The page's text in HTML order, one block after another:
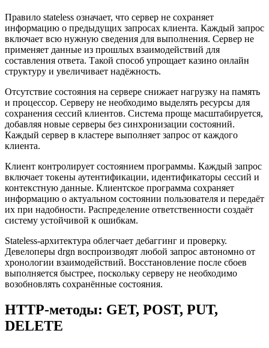
Правило stateless означает, что сервер не сохраняет
информацию о предыдущих запросах клиента. Каждый запрос
включает всю нужную сведения для выполнения. Сервер не
применяет данные из прошлых взаимодействий для
составления ответа. Такой способ упрощает казино онлайн
структуру и увеличивает надёжность.
Отсутствие состояния на сервере снижает нагрузку на память
и процессор. Серверу не необходимо выделять ресурсы для
сохранения сессий клиентов. Система проще масштабируется,
добавляя новые серверы без синхронизации состояний.
Каждый сервер в кластере выполняет запрос от каждого
клиента.
Клиент контролирует состоянием программы. Каждый запрос
включает токены аутентификации, идентификаторы сессий и
контекстную данные. Клиентское программа сохраняет
информацию о актуальном состоянии пользователя и передаёт
их при надобности. Распределение ответственности создаёт
систему устойчивой к ошибкам.
Stateless-архитектура облегчает дебаггинг и проверку.
Девелоперы drgn воспроизводят любой запрос автономно от
хронологии взаимодействий. Восстановление после сбоев
выполняется быстрее, поскольку серверу не необходимо
возобновлять сохранённые состояния.
HTTP-методы: GET, POST, PUT,
DELETE